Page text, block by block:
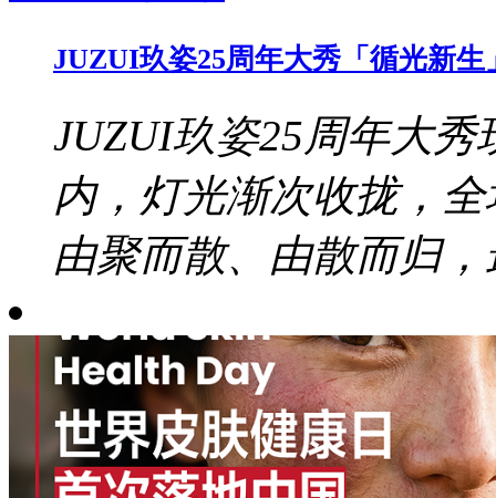
JUZUI玖姿25周年大秀「循光新
JUZUI玖姿25周年大秀
内，灯光渐次收拢，
由聚而散、由散而归